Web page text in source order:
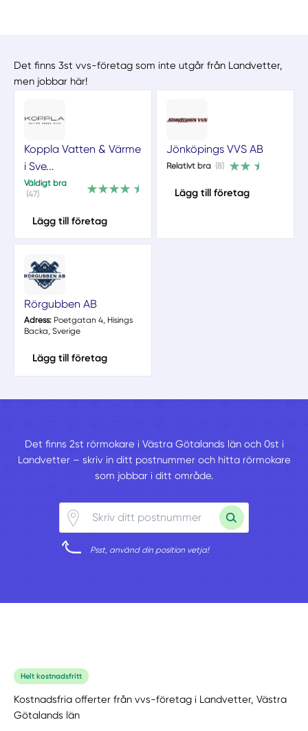
Det finns 3st vvs-företag som inte utgår från Landvetter,
men jobbar här!
Koppla Vatten & Värme
i Sve...
Väldigt bra
(47)
Lägg till företag
Jönköpings VVS AB
Relativt bra (8)
Lägg till företag
Rörgubben AB
Adress:Poetgatan 4, Hisings
Backa, Sverige
Lägg till företag
Det finns 2st rörmokare i Västra Götalands län och 0st i
Landvetter – skriv in ditt postnummer och hitta rörmokare
som jobbar i ditt område.
Psst, använd din position vetja!
Helt kostnadsfritt
Kostnadsfria offerter från vvs-företag i Landvetter, Västra
Götalands län